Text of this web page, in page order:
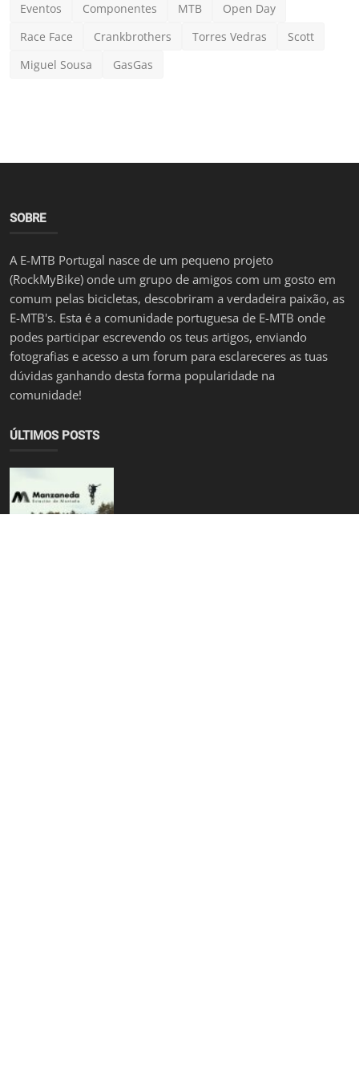
Novo Fork Plug com ferramentas da KCNC
Luis Lusquinhos Jan 6, 2024 0 851
Eventos
Componentes MTB
Open Day
Race Face
Crankbrothers Torres Vedras
Scott
Miguel Sousa
GasGas
SOBRE
A E-MTB Portugal nasce de um pequeno projeto
(RockMyBike) onde um grupo de amigos com um gosto em
comum pelas bicicletas, descobriram a verdadeira paixão, as
E-MTB's. Esta é a comunidade portuguesa de E-MTB onde
podes participar escrevendo os teus artigos, enviando
fotografias e acesso a um forum para esclareceres as tuas
dúvidas ganhando desta forma popularidade na
comunidade!
ÚLTIMOS POSTS